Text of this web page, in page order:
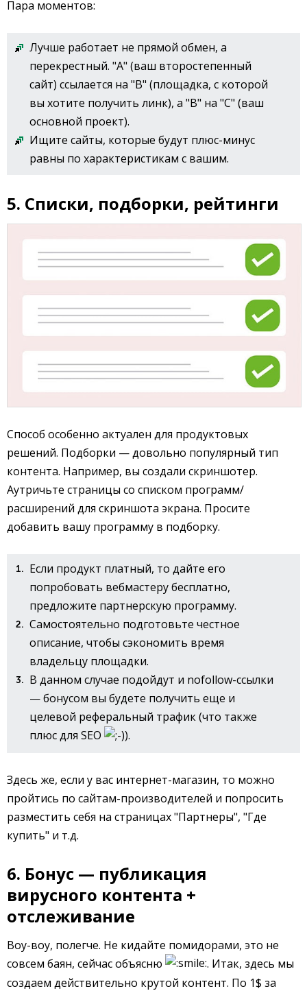
Пара моментов:
Лучше работает не прямой обмен, а
перекрестный. "А" (ваш второстепенный
сайт) ссылается на "B" (площадка, с которой
вы хотите получить линк), а "B" на "C" (ваш
основной проект).
Ищите сайты, которые будут плюс-минус
равны по характеристикам с вашим.
5. Списки, подборки, рейтинги
Способ особенно актуален для продуктовых
решений. Подборки — довольно популярный тип
контента. Например, вы создали скриншотер.
Аутричьте страницы со списком программ/
расширений для скриншота экрана. Просите
добавить вашу программу в подборку.
Если продукт платный, то дайте его
попробовать вебмастеру бесплатно,
предложите партнерскую программу.
Самостоятельно подготовьте честное
описание, чтобы сэкономить время
владельцу площадки.
В данном случае подойдут и nofollow-ссылки
— бонусом вы будете получить еще и
целевой реферальный трафик (что также
плюс для SEO
).
Здесь же, если у вас интернет-магазин, то можно
пройтись по сайтам-производителей и попросить
разместить себя на страницах "Партнеры", "Где
купить" и т.д.
6. Бонус — публикация
вирусного контента +
отслеживание
Воу-воу, полегче. Не кидайте помидорами, это не
совсем баян, сейчас объясню
. Итак, здесь мы
создаем действительно крутой контент. По 1$ за